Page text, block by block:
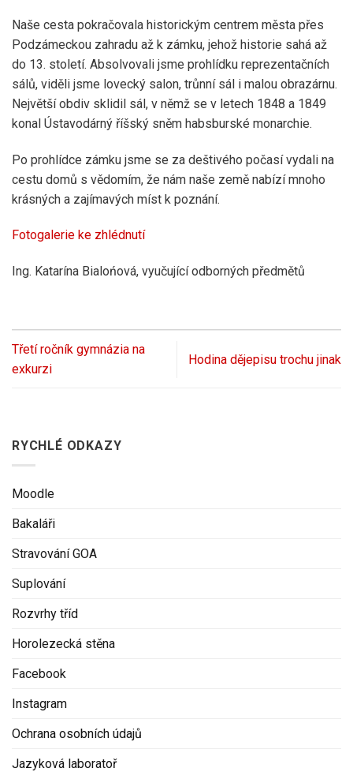
Naše cesta pokračovala historickým centrem města přes
Podzámeckou zahradu až k zámku, jehož historie sahá až
do 13. století. Absolvovali jsme prohlídku reprezentačních
sálů, viděli jsme lovecký salon, trůnní sál i malou obrazárnu.
Největší obdiv sklidil sál, v němž se v letech 1848 a 1849
konal Ústavodárný říšský sněm habsburské monarchie.
Po prohlídce zámku jsme se za deštivého počasí vydali na
cestu domů s vědomím, že nám naše země nabízí mnoho
krásných a zajímavých míst k poznání.
Fotogalerie ke zhlédnutí
Ing. Katarína Bialońová, vyučující odborných předmětů
Třetí ročník gymnázia na
exkurzi
Hodina dějepisu trochu jinak
RYCHLÉ ODKAZY
Moodle
Bakaláři
Stravování GOA
Suplování
Rozvrhy tříd
Horolezecká stěna
Facebook
Instagram
Ochrana osobních údajů
Jazyková laboratoř